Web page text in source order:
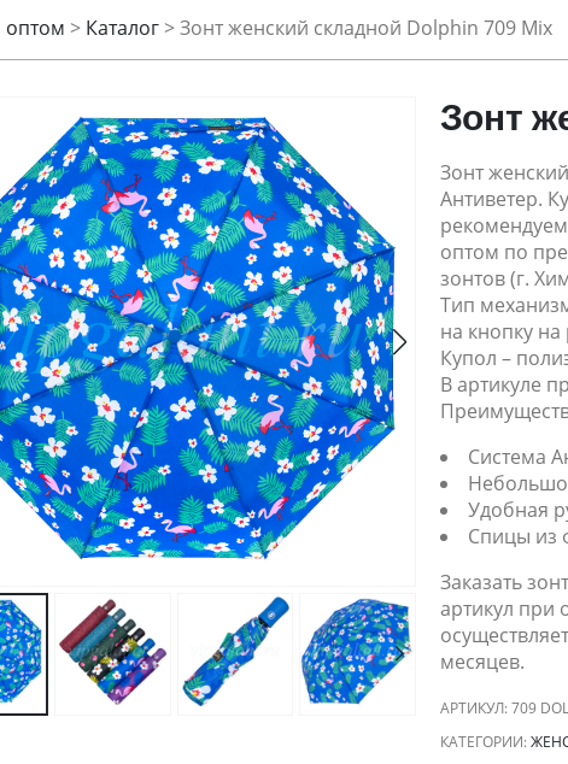
оптом > Каталог>Зонт женский складной Dolphin 709 Mix
Зонт
Зонт
Антиветер.
оптом по
зонтов (г.
Тип
на кнопку
Купол –
В артикуле
Система
Удобная
Спицы из
Заказать
артикул при
месяцев.
АРТИКУЛ:709
КАТЕГОРИИ: